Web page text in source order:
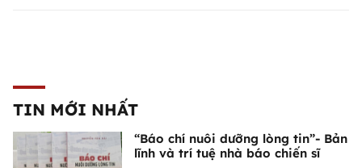
TIN MỚI NHẤT
“Báo chí nuôi dưỡng lòng tin”- Bản
lĩnh và trí tuệ nhà báo chiến sĩ